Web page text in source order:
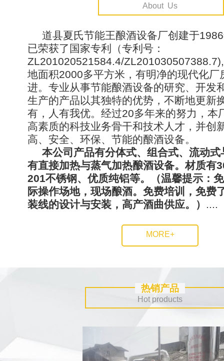
About Us
道县夏氏节能王酿酒设备厂创建于
已荣获了国家专利（专利号：
ZL201020521584.4/
地面积2000多平方米，有明净的现代化厂
进。专业从事节能酿酒设备的研究、开发
生产的产品以其独特的优势，不断地更新
有，人有我优。经过20多年来的努力，本
高素质的科技业务骨干和技术人才，并创
高、安全、环保、节能的酿酒设备。
本公司产品有分体式、组合式、流动式
有直接加热与蒸气加热酿酒设备。材质有
201不锈钢、优质纯铝等。（温馨提示：
际操作场地，现场酿酒。免费培训，免费
装线的设计与安装，高产酒曲供应。） ....
MORE+
热销产品
Hot products